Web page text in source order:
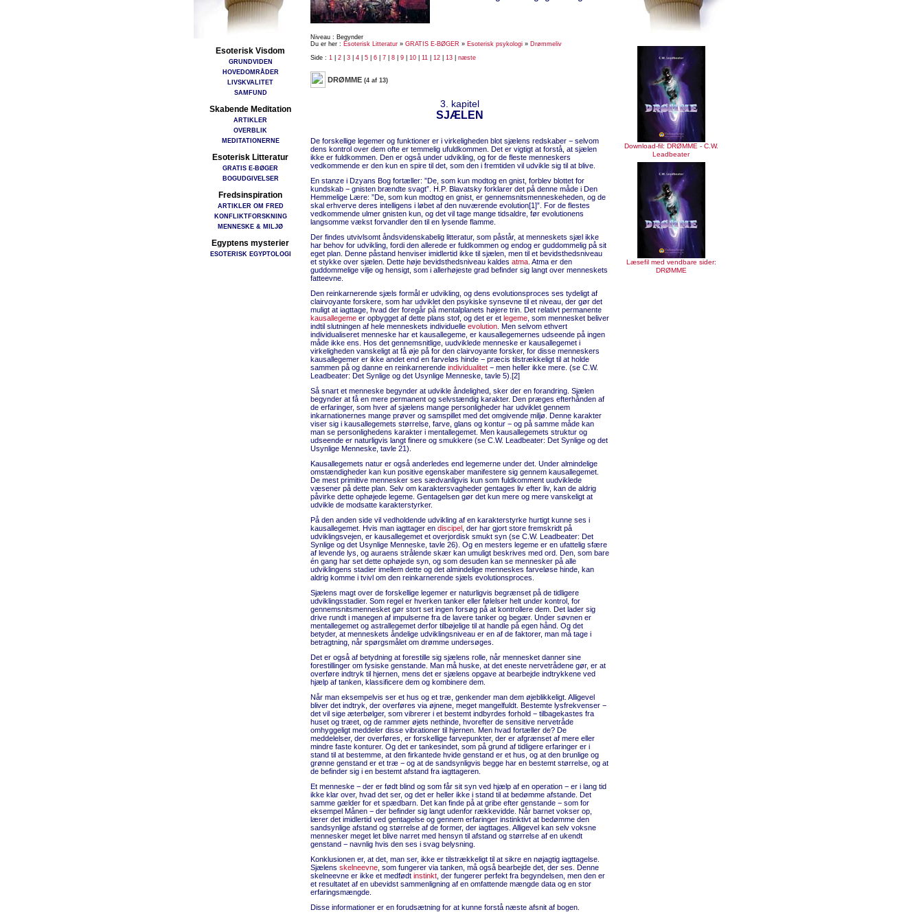
Esoterisk Visdom
GRUNDVIDEN
HOVEDOMRÅDER
LIVSKVALITET
SAMFUND
Skabende Meditation
ARTIKLER
OVERBLIK
MEDITATIONERNE
Esoterisk Litteratur
GRATIS E-BØGER
BOGUDGIVELSER
Fredsinspiration
ARTIKLER OM FRED
KONFLIKTFORSKNING
MENNESKE & MILJØ
Egyptens mysterier
ESOTERISK EGYPTOLOGI
Niveau : Begynder
Du er her : Esoterisk Litteratur » GRATIS E-BØGER » Esoterisk psykologi » Drømmeliv
Side : 1 2 3 4 5 6 7 8 9 10 11 12 13 næste
DRØMME (4 af 13)
3. kapitel
SJÆLEN
De forskellige legemer og funktioner er i virkeligheden blot sjælens redskaber − selvom
dens kontrol over dem ofte er temmelig ufuldkommen. Det er vigtigt at forstå, at sjælen
ikke er fuldkommen. Den er også under udvikling, og for de fleste menneskers
vedkommende er den kun en spire til det, som den i fremtiden vil udvikle sig til at blive.
En stanze i Dzyans Bog fortæller: ”De, som kun modtog en gnist, forblev blottet for
kundskab − gnisten brændte svagt”. H.P. Blavatsky forklarer det på denne måde i Den
Hemmelige Lære: ”De, som kun modtog en gnist, er gennemsnitsmenneskeheden, og de
skal erhverve deres intelligens i løbet af den nuværende evolution[1]”. For de flestes
vedkommende ulmer gnisten kun, og det vil tage mange tidsaldre, før evolutionens
langsomme vækst forvandler den til en lysende flamme.
Der findes utvivlsomt åndsvidenskabelig litteratur, som påstår, at menneskets sjæl ikke
har behov for udvikling, fordi den allerede er fuldkommen og endog er guddommelig på sit
eget plan. Denne påstand henviser imidlertid ikke til sjælen, men til et bevidsthedsniveau
et stykke over sjælen. Dette høje bevidsthedsniveau kaldes atma . Atma er den
guddommelige vilje og hensigt, som i allerhøjeste grad befinder sig langt over menneskets
fatteevne.
Den reinkarnerende sjæls formål er udvikling, og dens evolutionsproces ses tydeligt af
clairvoyante forskere, som har udviklet den psykiske synsevne til et niveau, der gør det
muligt at iagttage, hvad der foregår på mentalplanets højere trin. Det relativt permanente
kausallegeme er opbygget af dette plans stof, og det er et legeme , som mennesket beliver
indtil slutningen af hele menneskets individuelle evolution . Men selvom ethvert
individualiseret menneske har et kausallegeme, er kausallegemernes udseende på ingen
måde ikke ens. Hos det gennemsnitlige, uudviklede menneske er kausallegemet i
virkeligheden vanskeligt at få øje på for den clairvoyante forsker, for disse menneskers
kausallegemer er ikke andet end en farveløs hinde − præcis tilstrækkeligt til at holde
sammen på og danne en reinkarnerende individualitet − men heller ikke mere. (se C.W.
Leadbeater: Det Synlige og det Usynlige Menneske, tavle 5).[2]
Så snart et menneske begynder at udvikle åndelighed, sker der en forandring. Sjælen
begynder at få en mere permanent og selvstændig karakter. Den præges efterhånden af
de erfaringer, som hver af sjælens mange personligheder har udviklet gennem
inkarnationernes mange prøver og samspillet med det omgivende miljø. Denne karakter
viser sig i kausallegemets størrelse, farve, glans og kontur − og på samme måde kan
man se personlighedens karakter i mentallegemet. Men kausallegemets struktur og
udseende er naturligvis langt finere og smukkere (se C.W. Leadbeater: Det Synlige og det
Usynlige Menneske, tavle 21).
Kausallegemets natur er også anderledes end legemerne under det. Under almindelige
omstændigheder kan kun positive egenskaber manifestere sig gennem kausallegemet.
De mest primitive mennesker ses sædvanligvis kun som fuldkomment uudviklede
væsener på dette plan. Selv om karaktersvagheder gentages liv efter liv, kan de aldrig
påvirke dette ophøjede legeme. Gentagelsen gør det kun mere og mere vanskeligt at
udvikle de modsatte karakterstyrker.
På den anden side vil vedholdende udvikling af en karakterstyrke hurtigt kunne ses i
kausallegemet. Hvis man iagttager en discipel , der har gjort store fremskridt på
udviklingsvejen, er kausallegemet et overjordisk smukt syn (se C.W. Leadbeater: Det
Synlige og det Usynlige Menneske, tavle 26). Og en mesters legeme er en ufattelig sfære
af levende lys, og auraens strålende skær kan umuligt beskrives med ord. Den, som bare
én gang har set dette ophøjede syn, og som desuden kan se mennesker på alle
udviklingens stadier imellem dette og det almindelige menneskes farveløse hinde, kan
aldrig komme i tvivl om den reinkarnerende sjæls evolutionsproces.
Sjælens magt over de forskellige legemer er naturligvis begrænset på de tidligere
udviklingsstadier. Som regel er hverken tanker eller følelser helt under kontrol, for
gennemsnitsmennesket gør stort set ingen forsøg på at kontrollere dem. Det lader sig
drive rundt i manegen af impulserne fra de lavere tanker og begær. Under søvnen er
mentallegemet og astrallegemet derfor tilbøjelige til at handle på egen hånd. Og det
betyder, at menneskets åndelige udviklingsniveau er en af de faktorer, man må tage i
betragtning, når spørgsmålet om drømme undersøges.
Det er også af betydning at forestille sig sjælens rolle, når mennesket danner sine
forestillinger om fysiske genstande. Man må huske, at det eneste nervetrådene gør, er at
overføre indtryk til hjernen, mens det er sjælens opgave at bearbejde indtrykkene ved
hjælp af tanken, klassificere dem og kombinere dem.
Når man eksempelvis ser et hus og et træ, genkender man dem øjeblikkeligt. Alligevel
bliver det indtryk, der overføres via øjnene, meget mangelfuldt. Bestemte lysfrekvenser −
det vil sige æterbølger, som vibrerer i et bestemt indbyrdes forhold − tilbagekastes fra
huset og træet, og de rammer øjets nethinde, hvorefter de sensitive nervetråde
omhyggeligt meddeler disse vibrationer til hjernen. Men hvad fortæller de? De
meddelelser, der overføres, er forskellige farvepunkter, der er afgrænset af mere eller
mindre faste konturer. Og det er tankesindet, som på grund af tidligere erfaringer er i
stand til at bestemme, at den firkantede hvide genstand er et hus, og at den brunlige og
grønne genstand er et træ − og at de sandsynligvis begge har en bestemt størrelse, og at
de befinder sig i en bestemt afstand fra iagttageren.
Et menneske − der er født blind og som får sit syn ved hjælp af en operation − er i lang tid
ikke klar over, hvad det ser, og det er heller ikke i stand til at bedømme afstande. Det
samme gælder for et spædbarn. Det kan finde på at gribe efter genstande − som for
eksempel Månen − der befinder sig langt udenfor rækkevidde. Når barnet vokser op,
lærer det imidlertid ved gentagelse og gennem erfaringer instinktivt at bedømme den
sandsynlige afstand og størrelse af de former, der iagttages. Alligevel kan selv voksne
mennesker meget let blive narret med hensyn til afstand og størrelse af en ukendt
genstand − navnlig hvis den ses i svag belysning.
Konklusionen er, at det, man ser, ikke er tilstrækkeligt til at sikre en nøjagtig iagttagelse.
Sjælens skelneevne , som fungerer via tanken, må også bearbejde det, der ses. Denne
skelneevne er ikke et medfødt instinkt , der fungerer perfekt fra begyndelsen, men den er
et resultatet af en ubevidst sammenligning af en omfattende mængde data og en stor
erfaringsmængde.
Disse informationer er en forudsætning for at kunne forstå næste afsnit af bogen.
Download-fil: DRØMME - C.W.
Leadbeater
Læsefil med vendbare sider:
DRØMME